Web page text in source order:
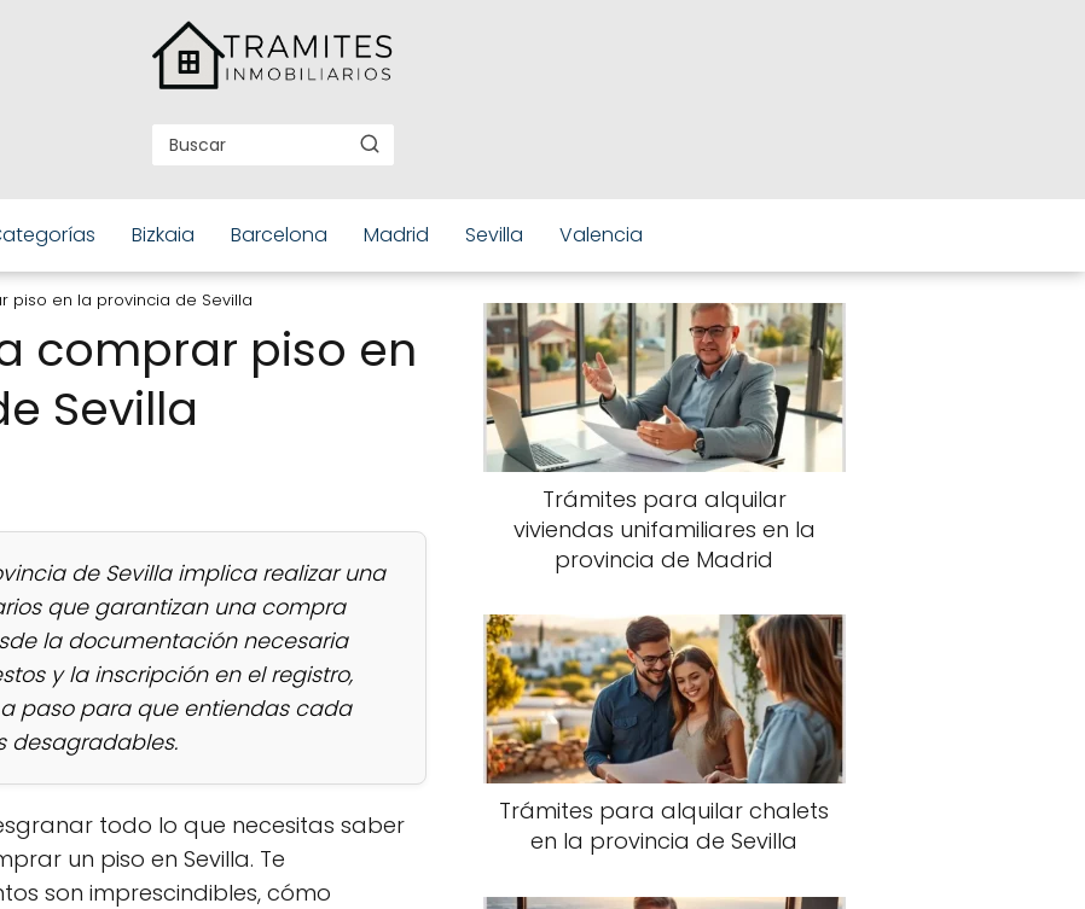
Bizkaia Barcelona Madrid Sevilla Valencia
piso en la provincia de Sevilla
comprar piso en
Sevilla
de Sevilla implica realizar una
que garantizan una compra
la documentación necesaria
y la inscripción en el registro,
paso para que entiendas cada
desagradables.
todo lo que necesitas saber
un piso en Sevilla. Te
son imprescindibles, cómo
Trámites para alquilar
viviendas unifamiliares en la
provincia de Madrid
Trámites para alquilar chalets
en la provincia de Sevilla